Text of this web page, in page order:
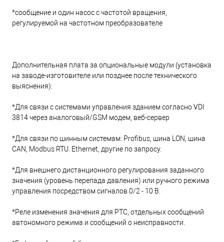
*сообщение и один насос с частотой вращения,
регулируемой на частотном преобразователе
Дополнительная плата за опциональные модули (установка
на заводе-изготовителе или позднее после технического
выяснения):
*Для связи с системами управления зданием согласно VDI
3814 через аналоговый/GSM модем, веб-сервер
*Для связи по шинным системам: Profibus, шина LON, шина
CAN, Modbus RTU. Ethernet, другие по запросу.
*Для внешнего дистанционного регулирования заданного
значения (уровень перепада давления) или ручного режима
управления посредством сигналов 0/2 - 10 В.
*Реле изменения значения для PTC, отдельных сообщений
автономного режима и сообщений о неисправности.